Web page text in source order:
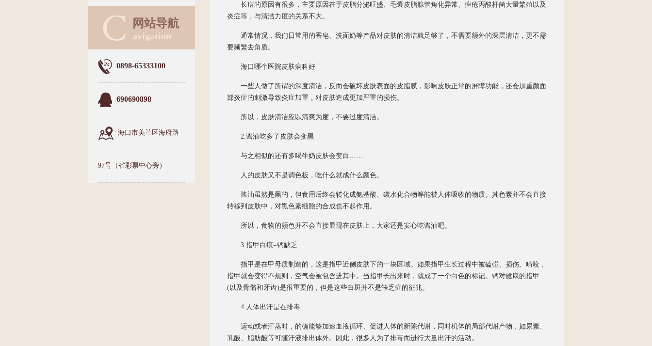
网站导航
avigation
0898-65333100
690690898
海口市美兰区海府路
97号（省彩票中心旁）
长痘的原因有很多，主要原因在于皮脂分泌旺盛、毛囊皮脂腺管角化异常、痤疮丙酸杆菌大量繁殖以及
炎症等，与清洁力度的关系不大。
通常情况，我们日常用的香皂、洗面奶等产品对皮肤的清洁就足够了，不需要额外的深层清洁，更不需
要频繁去角质。
海口哪个医院皮肤病科好
一些人做了所谓的深度清洁，反而会破坏皮肤表面的皮脂膜，影响皮肤正常的屏障功能，还会加重颜面
部炎症的刺激导致炎症加重，对皮肤造成更加严重的损伤。
所以，皮肤清洁应以清爽为度，不要过度清洁。
2.酱油吃多了皮肤会变黑
与之相似的还有多喝牛奶皮肤会变白……
人的皮肤又不是调色板，吃什么就成什么颜色。
酱油虽然是黑的，但食用后终会转化成氨基酸、碳水化合物等能被人体吸收的物质。其色素并不会直接
转移到皮肤中，对黑色素细胞的合成也不起作用。
所以，食物的颜色并不会直接显现在皮肤上，大家还是安心吃酱油吧。
3.指甲白痕=钙缺乏
指甲是在甲母质制造的，这是指甲近侧皮肤下的一块区域。如果指甲生长过程中被磕碰、损伤、啃咬，
指甲就会变得不规则，空气会被包含进其中。当指甲长出来时，就成了一个白色的标记。钙对健康的指甲
(以及骨骼和牙齿)是很重要的，但是这些白斑并不是缺乏症的征兆。
4.人体出汗是在排毒
运动或者汗蒸时，的确能够加速血液循环、促进人体的新陈代谢，同时机体的局部代谢产物，如尿素、
乳酸、脂肪酸等可随汗液排出体外。因此，很多人为了排毒而进行大量出汗的活动。